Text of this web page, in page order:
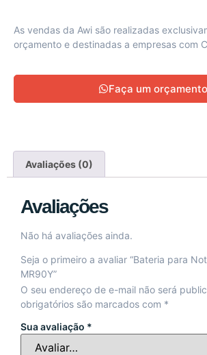
As vendas da Awi são realizadas
orçamento e destinadas a empresas com
Faça um orçamento
Avaliações (0)
Avaliações
Não há avaliações ainda.
Seja o primeiro a avaliar “Bateria para
MR90Y”
O seu endereço de e-mail não será
obrigatórios são marcados com *
Sua avaliação *